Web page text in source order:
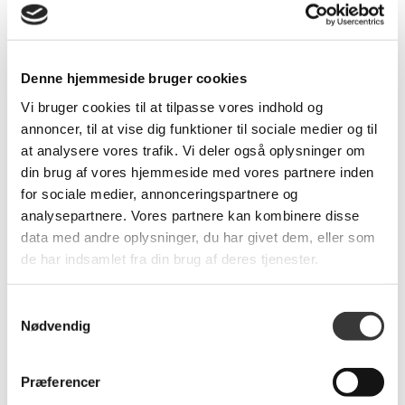
Denne hjemmeside bruger cookies
Vi bruger cookies til at tilpasse vores indhold og
annoncer, til at vise dig funktioner til sociale medier og til
at analysere vores trafik. Vi deler også oplysninger om
din brug af vores hjemmeside med vores partnere inden
for sociale medier, annonceringspartnere og
analysepartnere. Vores partnere kan kombinere disse
data med andre oplysninger, du har givet dem, eller som
de har indsamlet fra din brug af deres tjenester.
Nødvendig
Præferencer
boxmadras 180x200
Dunlopillo Seed
boxmadras 160x200
Nyhed
Fast
Lavpris
boxmadras 140x200
12.246,00 DKK
Nyhed
Fast
Lavpris
Dunlopillo Seed
boxmadras 120x200
11.047,00 DKK